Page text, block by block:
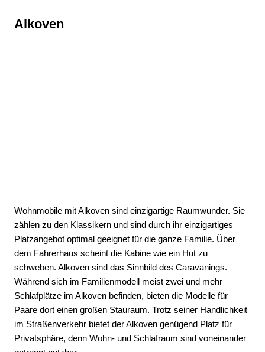
Alkoven
Wohnmobile mit Alkoven sind einzigartige Raumwunder. Sie
zählen zu den Klassikern und sind durch ihr einzigartiges
Platzangebot optimal geeignet für die ganze Familie. Über
dem Fahrerhaus scheint die Kabine wie ein Hut zu
schweben. Alkoven sind das Sinnbild des Caravanings.
Während sich im Familienmodell meist zwei und mehr
Schlafplätze im Alkoven befinden, bieten die Modelle für
Paare dort einen großen Stauraum. Trotz seiner Handlichkeit
im Straßenverkehr bietet der Alkoven genügend Platz für
Privatsphäre, denn Wohn- und Schlafraum sind voneinander